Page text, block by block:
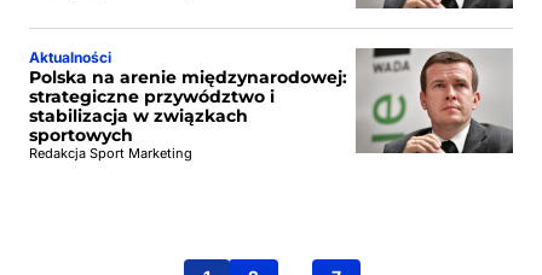
Aktualności
Polska na arenie międzynarodowej:
strategiczne przywództwo i
stabilizacja w związkach
sportowych
Redakcja Sport Marketing